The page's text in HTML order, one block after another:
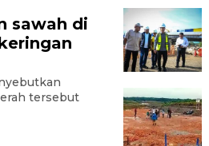
sawah di
tersebut